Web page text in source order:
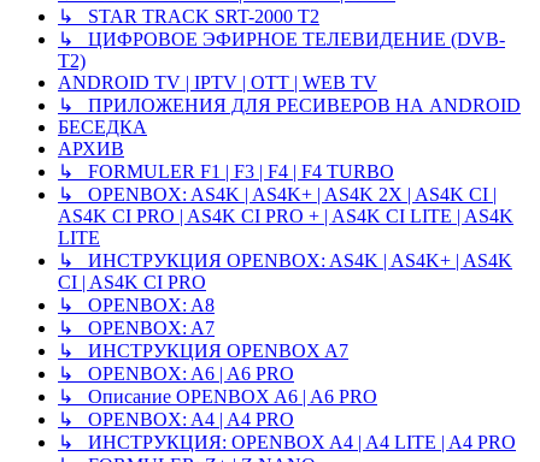
↳ STAR TRACK SRT-2000 T2
↳ ЦИФРОВОЕ ЭФИРНОЕ ТЕЛЕВИДЕНИЕ (DVB-
T2)
ANDROID TV | IPTV | OTT | WEB TV
↳ ПРИЛОЖЕНИЯ ДЛЯ РЕСИВЕРОВ НА ANDROID
БЕСЕДКА
АРХИВ
↳ FORMULER F1 | F3 | F4 | F4 TURBO
↳ OPENBOX: AS4K | AS4K+ | AS4K 2X | AS4K CI |
AS4K CI PRO | AS4K CI PRO + | AS4K CI LITE | AS4K
LITE
↳ ИНСТРУКЦИЯ OPENBOX: AS4K | AS4K+ | AS4K
CI | AS4K CI PRO
↳ OPENBOX: A8
↳ OPENBOX: A7
↳ ИНСТРУКЦИЯ OPENBOX A7
↳ OPENBOX: A6 | A6 PRO
↳ Описание OPENBOX A6 | A6 PRO
↳ OPENBOX: A4 | A4 PRO
↳ ИНСТРУКЦИЯ: OPENBOX A4 | A4 LITE | A4 PRO